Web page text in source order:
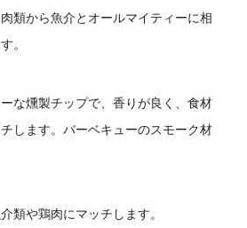
類から魚介とオールマイティーに相
。
な燻製チップで、香りが良く、食材
します。バーベキューのスモーク材
類や鶏肉にマッチします。